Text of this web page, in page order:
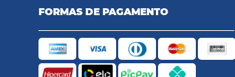
FORMAS DE PAGAMENTO